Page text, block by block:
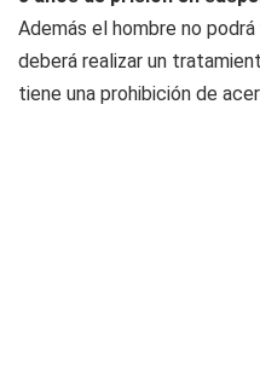
Además el hombre no
deberá realizar un
tiene una prohibición de